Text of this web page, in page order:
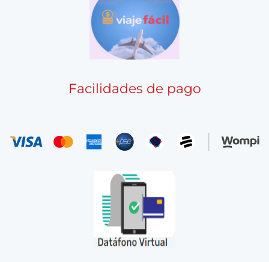
Facilidades de pago